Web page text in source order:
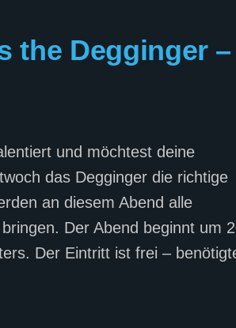
the Degginger –
und möchtest deine
das Degginger die richtige
an diesem Abend alle
Der Abend beginnt um
Der Eintritt ist frei –